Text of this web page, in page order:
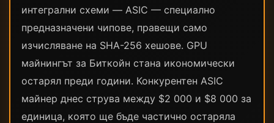
интегрални схеми — ASIC — специално
предназначени чипове, правещи само
изчисляване на SHA-256 хешове. GPU
майнингът за Биткойн стана икономически
остарял преди години. Конкурентен ASIC
майнер днес струва между $2 000 и $8 000 за
единица, която ще бъде частично остаряла